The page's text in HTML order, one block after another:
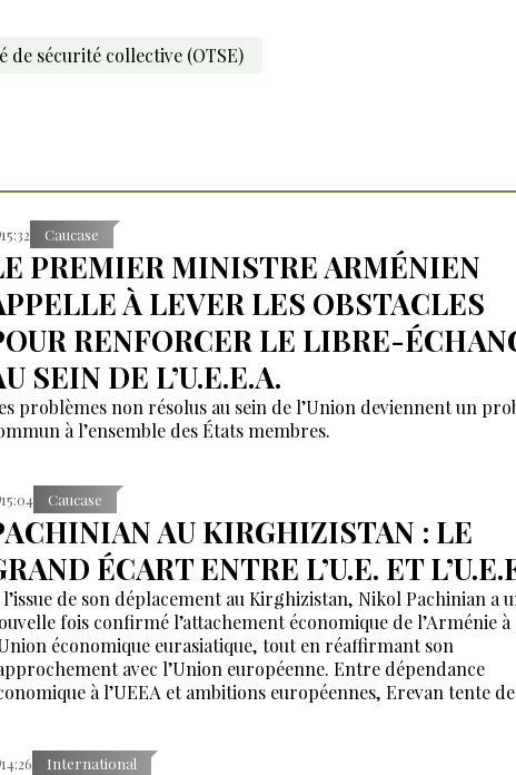
sécurité collective (OTSE)
15:32 Caucase
PREMIER MINISTRE ARMÉNIEN
À LEVER LES OBSTACLES
RENFORCER LE LIBRE-
SEIN DE L’U.E.E.A.
problèmes non résolus au sein de l’Union deviennent un
à l’ensemble des États membres.
15:04 Caucase
AU KIRGHIZISTAN : LE
ÉCART ENTRE L’U.E. ET
l’issue de son déplacement au Kirghizistan, Nikol Pachinian a
fois confirmé l’attachement économique de l’Arménie à
économique eurasiatique, tout en réaffirmant son
avec l’Union européenne. Entre dépendance
à l’UEEA et ambitions européennes, Erevan tente de
14:26 International